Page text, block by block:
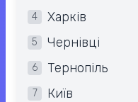
4 Харків
5 Чернівці
6 Тернопіль
7 Київ